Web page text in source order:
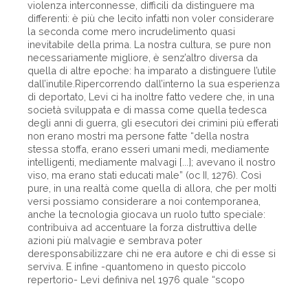
violenza interconnesse, difficili da distinguere ma
differenti: è più che lecito infatti non voler considerare
la seconda come mero incrudelimento quasi
inevitabile della prima. La nostra cultura, se pure non
necessariamente migliore, è senz’altro diversa da
quella di altre epoche: ha imparato a distinguere l’utile
dall’inutile.Ripercorrendo dall’interno la sua esperienza
di deportato, Levi ci ha inoltre fatto vedere che, in una
società sviluppata e di massa come quella tedesca
degli anni di guerra, gli esecutori dei crimini più efferati
non erano mostri ma persone fatte “della nostra
stessa stoffa, erano esseri umani medi, mediamente
intelligenti, mediamente malvagi [...]; avevano il nostro
viso, ma erano stati educati male” (oc II, 1276). Così
pure, in una realtà come quella di allora, che per molti
versi possiamo considerare a noi contemporanea,
anche la tecnologia giocava un ruolo tutto speciale:
contribuiva ad accentuare la forza distruttiva delle
azioni più malvagie e sembrava poter
deresponsabilizzare chi ne era autore e chi di esse si
serviva. E infine -quantomeno in questo piccolo
repertorio- Levi definiva nel 1976 quale “scopo